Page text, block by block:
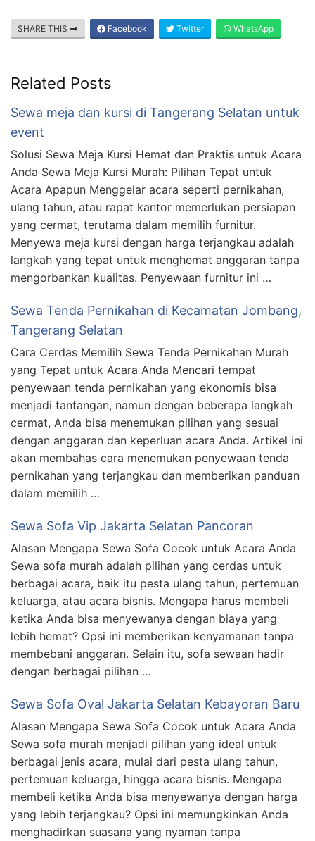
SHARE THIS Facebook Twitter WhatsApp
Related Posts
Sewa meja dan kursi di Tangerang Selatan untuk
event
Solusi Sewa Meja Kursi Hemat dan Praktis untuk Acara
Anda Sewa Meja Kursi Murah: Pilihan Tepat untuk
Acara Apapun Menggelar acara seperti pernikahan,
ulang tahun, atau rapat kantor memerlukan persiapan
yang cermat, terutama dalam memilih furnitur.
Menyewa meja kursi dengan harga terjangkau adalah
langkah yang tepat untuk menghemat anggaran tanpa
mengorbankan kualitas. Penyewaan furnitur ini …
Sewa Tenda Pernikahan di Kecamatan Jombang,
Tangerang Selatan
Cara Cerdas Memilih Sewa Tenda Pernikahan Murah
yang Tepat untuk Acara Anda Mencari tempat
penyewaan tenda pernikahan yang ekonomis bisa
menjadi tantangan, namun dengan beberapa langkah
cermat, Anda bisa menemukan pilihan yang sesuai
dengan anggaran dan keperluan acara Anda. Artikel ini
akan membahas cara menemukan penyewaan tenda
pernikahan yang terjangkau dan memberikan panduan
dalam memilih …
Sewa Sofa Vip Jakarta Selatan Pancoran
Alasan Mengapa Sewa Sofa Cocok untuk Acara Anda
Sewa sofa murah adalah pilihan yang cerdas untuk
berbagai acara, baik itu pesta ulang tahun, pertemuan
keluarga, atau acara bisnis. Mengapa harus membeli
ketika Anda bisa menyewanya dengan biaya yang
lebih hemat? Opsi ini memberikan kenyamanan tanpa
membebani anggaran. Selain itu, sofa sewaan hadir
dengan berbagai pilihan …
Sewa Sofa Oval Jakarta Selatan Kebayoran Baru
Alasan Mengapa Sewa Sofa Cocok untuk Acara Anda
Sewa sofa murah menjadi pilihan yang ideal untuk
berbagai jenis acara, mulai dari pesta ulang tahun,
pertemuan keluarga, hingga acara bisnis. Mengapa
membeli ketika Anda bisa menyewanya dengan harga
yang lebih terjangkau? Opsi ini memungkinkan Anda
menghadirkan suasana yang nyaman tanpa